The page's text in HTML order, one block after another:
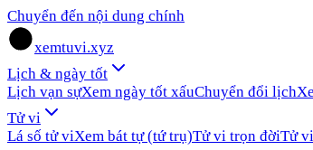
Chuyển đến nội dung chính
xemtuvi.xyz
Lịch & ngày tốt
Lịch vạn sựXem ngày tốt xấuChuyển đổi lịch
Tử vi
Lá số tử viXem bát tự (tứ trụ)Tử vi trọn đờiTử